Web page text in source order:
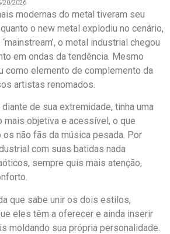
20/2026
modernas do metal tiveram seu
o new metal explodiu no cenário,
o metal industrial chegou
em ondas da tendência. Mesmo
como elemento de complemento da
artistas renomados.
de sua extremidade, tinha uma
mais objetiva e acessível, o que
os não fãs da música pesada. Por
com suas batidas nada
sempre quis mais atenção,
que sabe unir os dois estilos,
eles têm a oferecer e ainda inserir
moldando sua própria personalidade.